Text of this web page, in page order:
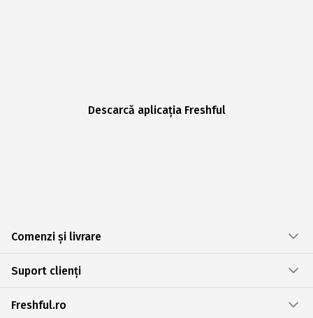
Descarcă aplicația Freshful
Comenzi și livrare
Suport clienți
Freshful.ro